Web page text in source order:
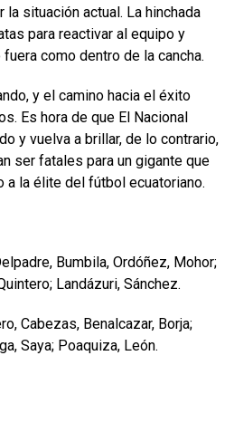
situación actual. La hinchada
para reactivar al equipo y
como dentro de la cancha.
y el camino hacia el éxito
Es hora de que El Nacional
y vuelva a brillar, de lo contrario,
ser fatales para un gigante que
a la élite del fútbol ecuatoriano.
Bumbila, Ordóñez, Mohor;
Landázuri, Sánchez.
Cabezas, Benalcazar, Borja;
Saya; Poaquiza, León.